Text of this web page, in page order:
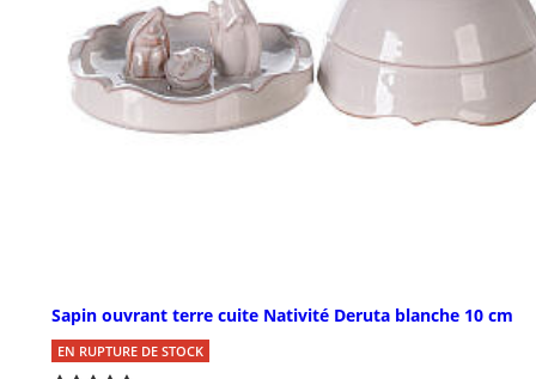
Sapin ouvrant terre cuite Nativité Deruta blanche 10 cm
EN RUPTURE DE STOCK